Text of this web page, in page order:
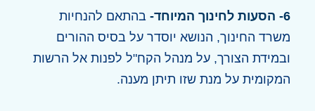
6- הסעות לחינוך המיוחד-
בהתאם להנחיות
משרד החינוך, הנושא יוסדר על בסיס ההורים
ובמידת הצורך, על מנהל הקח"ל לפנות אל הרשות
המקומית על מנת שזו תיתן מענה.